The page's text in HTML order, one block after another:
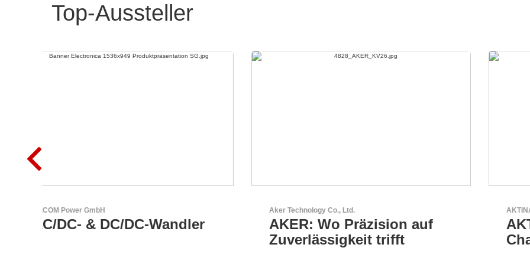
Top-Aussteller
Aker Technology Co., Ltd.
AKER: Wo Präzision auf
AKTINA CDS GmbH
AKTINA CDS - Supply
Chain Solutions